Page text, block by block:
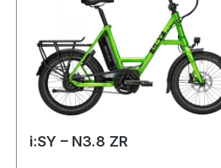
i:SY – N3.8 ZR